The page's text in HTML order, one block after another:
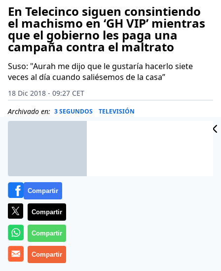
En Telecinco siguen consintiendo
el machismo en ‘GH VIP’ mientras
que el gobierno les paga una
campaña contra el maltrato
Suso: "Aurah me dijo que le gustaría hacerlo siete
veces al día cuando saliésemos de la casa”
18 Dic 2018 - 09:27 CET
Archivado en: 3 SEGUNDOS TELEVISIÓN
Compartir
Compartir
Compartir
Compartir